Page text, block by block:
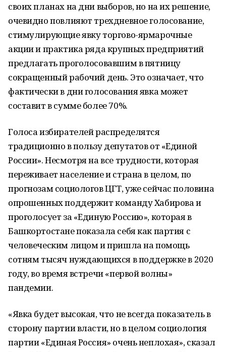
своих планах на дни выборов, но на их решение,
очевидно повлияют трехдневное голосование,
стимулирующие явку торгово-ярмарочные
акции и практика ряда крупных предприятий
предлагать проголосовавшим в пятницу
сокращенный рабочий день. Это означает, что
фактически в дни голосования явка может
составит в сумме более 70%.
Голоса избирателей распределятся
традиционно в пользу депутатов от «Единой
России». Несмотря на все трудности, которая
переживает население и страна в целом, по
прогнозам социологов ЦГТ, уже сейчас половина
опрошенных поддержит команду Хабирова и
проголосует за «Единую Россию», которая в
Башкортостане показала себя как партия с
человеческим лицом и пришла на помощь
сотням тысяч нуждающихся в поддержке в 2020
году, во время встречи «первой волны»
пандемии.
«Явка будет высокая, что не всегда показатель в
сторону партии власти, но в целом социология
партии «Единая Россия» очень неплохая», сказал